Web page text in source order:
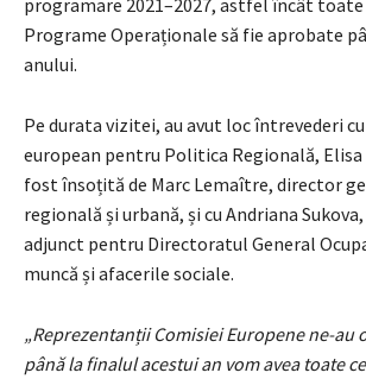
Programe Operaționale să fie aprobate
anului.
Pe durata vizitei, au avut loc întrevederi
european pentru Politica Regională, Elisa
fost însoțită de Marc Lemaître, director
regională și urbană, și cu Andriana
adjunct pentru Directoratul General
muncă și afacerile sociale.
„Reprezentanții Comisiei Europene ne-au
până la finalul acestui an vom avea toate